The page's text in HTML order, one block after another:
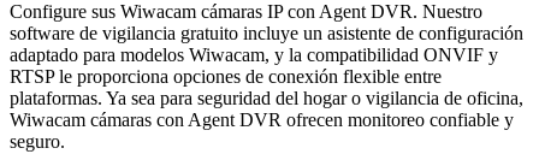
Configure sus Wiwacam cámaras IP con Agent DVR. Nuestro
software de vigilancia gratuito incluye un asistente de configuración
adaptado para modelos Wiwacam, y la compatibilidad ONVIF y
RTSP le proporciona opciones de conexión flexible entre
plataformas. Ya sea para seguridad del hogar o vigilancia de oficina,
Wiwacam cámaras con Agent DVR ofrecen monitoreo confiable y
seguro.